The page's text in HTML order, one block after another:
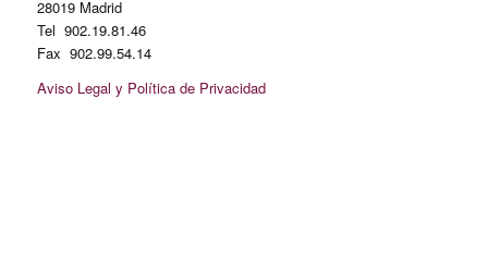
28019 Madrid
Tel 902.19.81.46
Fax 902.99.54.14
Aviso Legal y Política de Privacidad